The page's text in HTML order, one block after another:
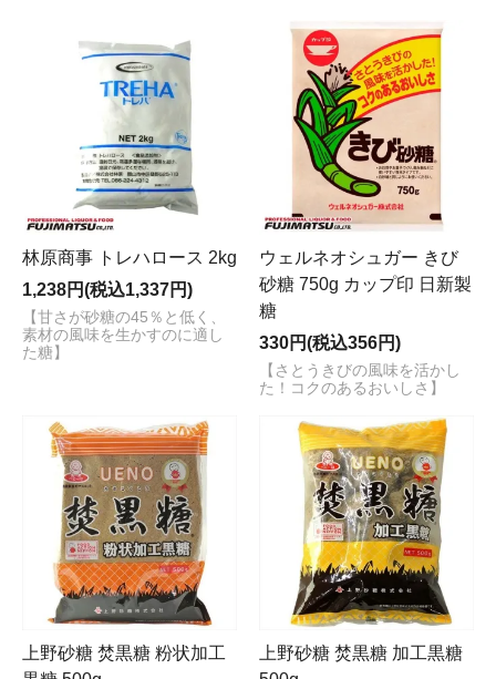
林原商事 トレハロース 2kg
1,238円(税込1,337円)
【甘さが砂糖の45％と低く、
素材の風味を生かすのに適し
た糖】
ウェルネオシュガー きび
砂糖 750g カップ印 日新製
糖
330円(税込356円)
【さとうきびの風味を活かし
た！コクのあるおいしさ】
上野砂糖 焚黒糖 粉状加工
上野砂糖 焚黒糖 加工黒糖